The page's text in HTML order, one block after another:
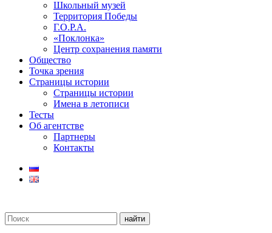
Школьный музей
Территория Победы
Г.О.Р.А.
«Поклонка»
Центр сохранения памяти
Общество
Точка зрения
Страницы истории
Страницы истории
Имена в летописи
Тесты
Об агентстве
Партнеры
Контакты